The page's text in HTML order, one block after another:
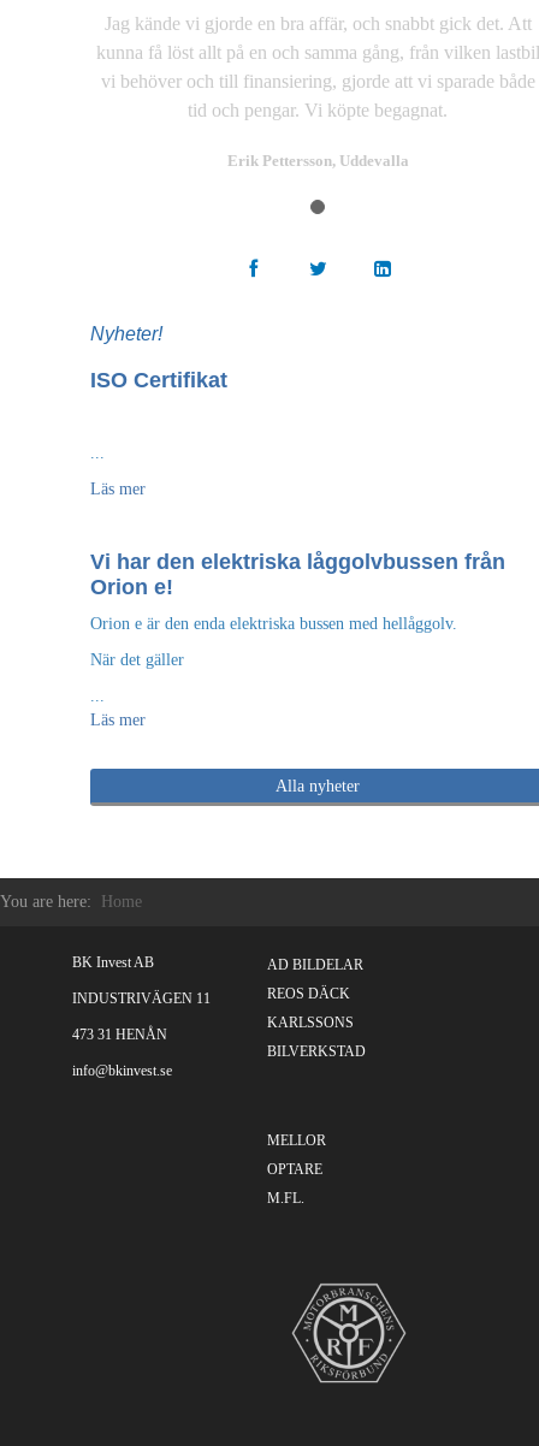
Jag kände vi gjorde en bra affär, och snabbt gick det. Att
kunna få löst allt på en och samma gång, från vilken lastbil
vi behöver och till finansiering, gjorde att vi sparade både
tid och pengar. Vi köpte begagnat.
Erik Pettersson, Uddevalla
Nyheter!
ISO Certifikat
...
Läs mer
Vi har den elektriska låggolvbussen från
Orion e!
Orion e är den enda elektriska bussen med hellåggolv.
När det gäller
...
Läs mer
Alla nyheter
You are here: Home
BK Invest AB
INDUSTRIVÄGEN 11
473 31 HENÅN
info@bkinvest.se
AD BILDELAR
REOS DÄCK
KARLSSONS
BILVERKSTAD
MELLOR
OPTARE
M.FL.